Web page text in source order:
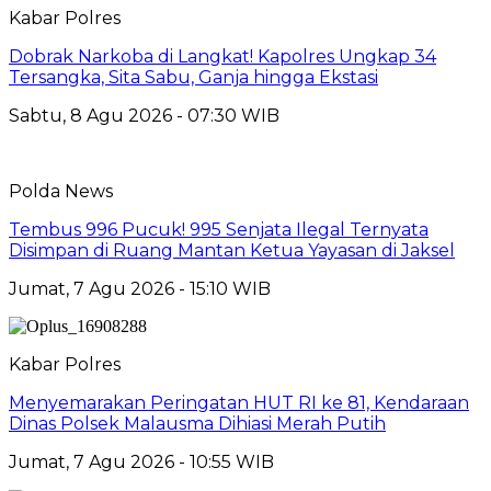
Kabar Polres
Dobrak Narkoba di Langkat! Kapolres Ungkap 34
Tersangka, Sita Sabu, Ganja hingga Ekstasi
Sabtu, 8 Agu 2026 - 07:30 WIB
Polda News
Tembus 996 Pucuk! 995 Senjata Ilegal Ternyata
Disimpan di Ruang Mantan Ketua Yayasan di Jaksel
Jumat, 7 Agu 2026 - 15:10 WIB
Kabar Polres
Menyemarakan Peringatan HUT RI ke 81, Kendaraan
Dinas Polsek Malausma Dihiasi Merah Putih
Jumat, 7 Agu 2026 - 10:55 WIB